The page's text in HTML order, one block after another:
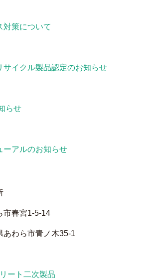
対策について
サイクル製品認定のお知らせ
らせ
ーアルのお知らせ
市春宮1-5-14
あわら市青ノ木35-1
ート二次製品